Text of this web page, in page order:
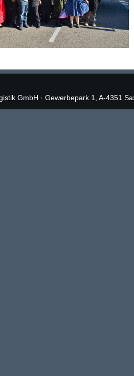
GmbH · Gewerbepark 1, A-4351